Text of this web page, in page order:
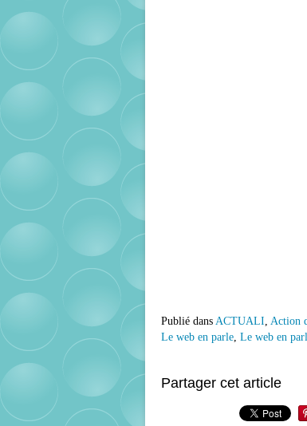
Publié dans ACTUALI, Action
Le web en parle, Le web en
Partager cet article